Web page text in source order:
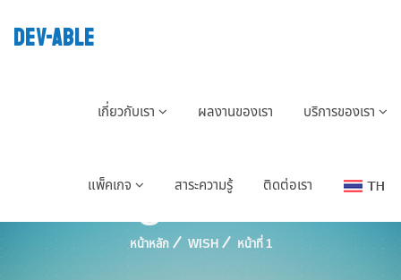
DEV-ABLE
เกี่ยวกับเรา ผลงานของเรา บริการของเรา
แพ็คเกจ สาระความรู้ ติดต่อเรา
Tag : Wish
หน้าหลัก WISH หน้าที่ 1